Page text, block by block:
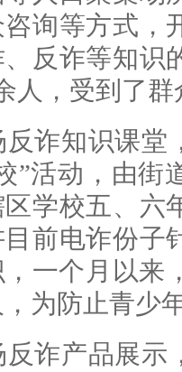
询等方式，
反诈等知识
人，受到了
诈知识课堂
”活动，由街
学校五、六
前电诈份子
一个月以来
为防止青少
诈产品展示